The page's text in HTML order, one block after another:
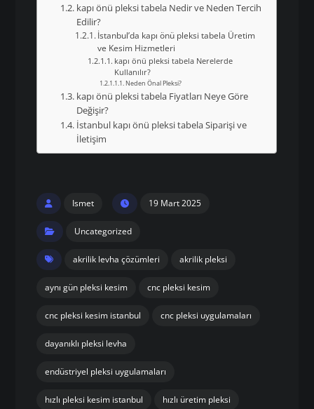
kapı önü pleksi tabela Nedir ve Neden Tercih
Edilir?
İstanbul’da kapı önü pleksi tabela Üretim
ve Kesim Hizmetleri
kapı önü pleksi tabela Nerelerde
Kullanılır?
Neden Önal Pleksi?
kapı önü pleksi tabela Fiyatları Neye Göre
Değişir?
İstanbul kapı önü pleksi tabela Siparişi ve
İletişim
Ismet 19 Mart 2025
Uncategorized
akrilik levha çözümleri akrilik pleksi
aynı gün pleksi kesim cnc pleksi kesim
cnc pleksi kesim istanbul cnc pleksi uygulamaları
dayanıklı pleksi levha
endüstriyel pleksi uygulamaları
hızlı pleksi kesim istanbul hızlı üretim pleksi